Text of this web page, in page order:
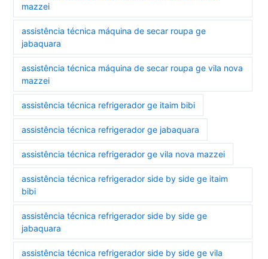
mazzei
assistência técnica máquina de secar roupa ge
jabaquara
assistência técnica máquina de secar roupa ge vila nova
mazzei
assistência técnica refrigerador ge itaim bibi
assistência técnica refrigerador ge jabaquara
assistência técnica refrigerador ge vila nova mazzei
assistência técnica refrigerador side by side ge itaim
bibi
assistência técnica refrigerador side by side ge
jabaquara
assistência técnica refrigerador side by side ge vila